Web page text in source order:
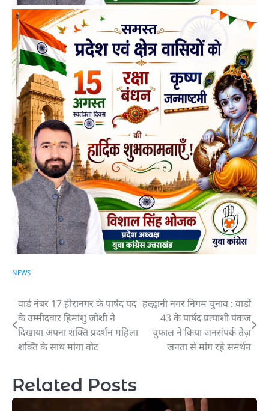
NEWS
Post
navigation
वार्ड नंबर 17 हीरानगर के पार्षद पद
के उम्मीदवार हिमांशु जोशी ने
दिखाया अपना शक्ति प्रदर्शन महिला
शक्ति के साथ मांगा वोट
हल्द्वानी नगर निगम चुनाव : वार्डों
43 के पार्षद प्रत्याशी पंकज
चुफाल ने किया जनसंपर्क तेज़
जनता से मांग रहे समर्थन
Related Posts